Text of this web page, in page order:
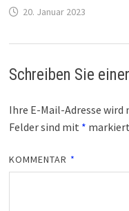
20. Januar 2023
Schreiben Sie
Ihre E-Mail-Adresse
Felder sind mit * markiert
KOMMENTAR *